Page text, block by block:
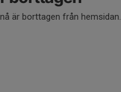
är borttagen från hemsidan.